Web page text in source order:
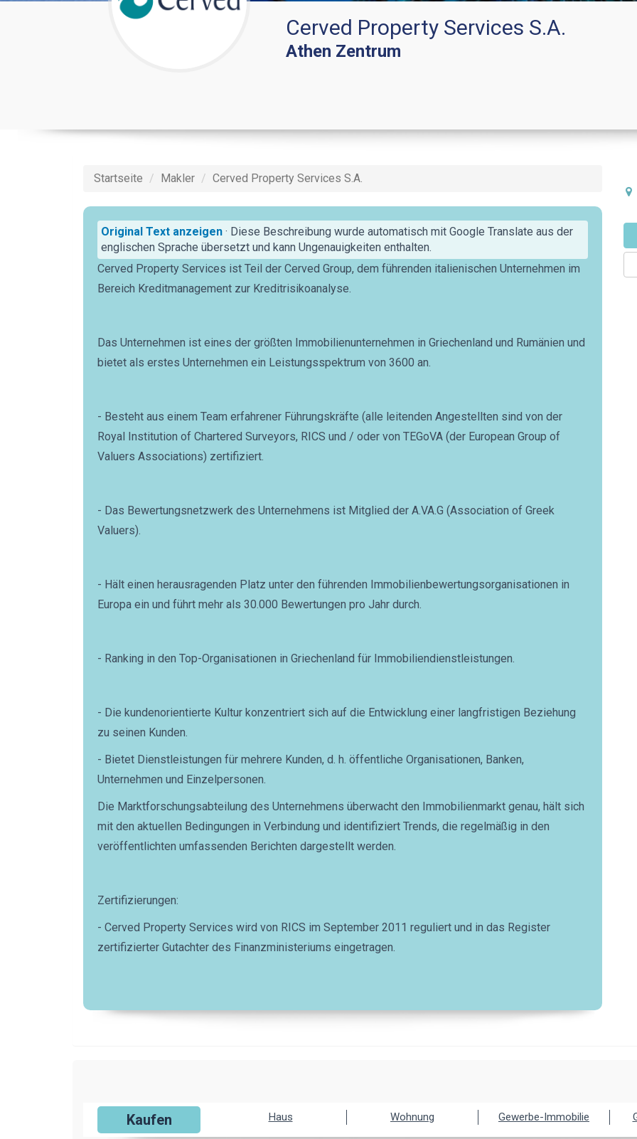
Cerved Property Services S.A.
Athen Zentrum
Startseite Makler Cerved Property Services S.A.
Original Text anzeigen · Diese Beschreibung wurde automatisch mit Google Translate aus der
englischen Sprache übersetzt und kann Ungenauigkeiten enthalten.
Cerved Property Services ist Teil der Cerved Group, dem führenden italienischen Unternehmen im
Bereich Kreditmanagement zur Kreditrisikoanalyse.
Das Unternehmen ist eines der größten Immobilienunternehmen in Griechenland und Rumänien und
bietet als erstes Unternehmen ein Leistungsspektrum von 3600 an.
- Besteht aus einem Team erfahrener Führungskräfte (alle leitenden Angestellten sind von der
Royal Institution of Chartered Surveyors, RICS und / oder von TEGoVA (der European Group of
Valuers Associations) zertifiziert.
- Das Bewertungsnetzwerk des Unternehmens ist Mitglied der A.VA.G (Association of Greek
Valuers).
- Hält einen herausragenden Platz unter den führenden Immobilienbewertungsorganisationen in
Europa ein und führt mehr als 30.000 Bewertungen pro Jahr durch.
- Ranking in den Top-Organisationen in Griechenland für Immobiliendienstleistungen.
- Die kundenorientierte Kultur konzentriert sich auf die Entwicklung einer langfristigen Beziehung
zu seinen Kunden.
- Bietet Dienstleistungen für mehrere Kunden, d. h. öffentliche Organisationen, Banken,
Unternehmen und Einzelpersonen.
Die Marktforschungsabteilung des Unternehmens überwacht den Immobilienmarkt genau, hält sich
mit den aktuellen Bedingungen in Verbindung und identifiziert Trends, die regelmäßig in den
veröffentlichten umfassenden Berichten dargestellt werden.
Zertifizierungen:
- Cerved Property Services wird von RICS im September 2011 reguliert und in das Register
zertifizierter Gutachter des Finanzministeriums eingetragen.
Kaufen Haus Wohnung Gewerbe-Immobilie